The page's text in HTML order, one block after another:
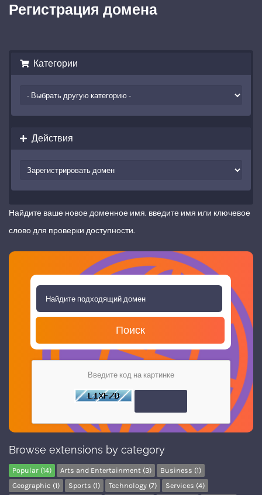
Регистрация домена
Категории
Действия
Найдите ваше новое доменное имя. введите имя или ключевое
слово для проверки доступности.
Поиск
Введите код на картинке
Browse extensions by category
Popular (14) Arts and Entertainment (3)
Business (1)
Geographic (1)
Sports (1) Technology (7)
Services (4)